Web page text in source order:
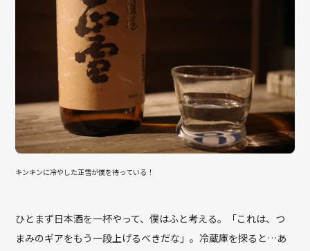
キンキンに冷やした正雪が僕を待っている！
ひとまず日本酒を一杯やって、僕はふと考える。「これは、つ
まみのギアをもう一段上げるべきだな」。冷蔵庫を探ると…あ